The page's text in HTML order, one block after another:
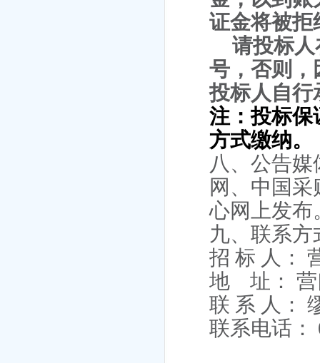
证金将被拒
请投标
号，否则，
投标人自行
注：投标保
方式缴纳。
八、公告
网、中国
心网上发布
九、联系方
招 标 人：
地
址：
联 系 人：
联系电话：